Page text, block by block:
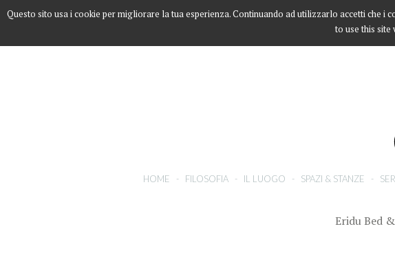
HOME - FILOSOFIA - IL LUOGO - SPAZI & STANZE -
Eridu Bed
Questo sito usa i cookie per migliorare la tua esperienza. Continuando ad utilizzarlo accetti che i
to use this site